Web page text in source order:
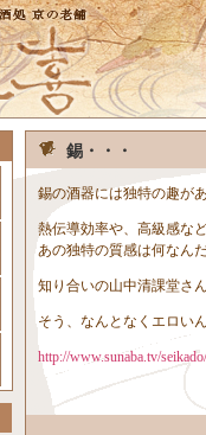
錫・・・
錫の酒器には独特の趣が
熱伝導効率や、高級感な
あの独特の質感は何なん
知り合いの山中清課堂さ
そう、なんとなくエロい
http://www.sunaba.tv/